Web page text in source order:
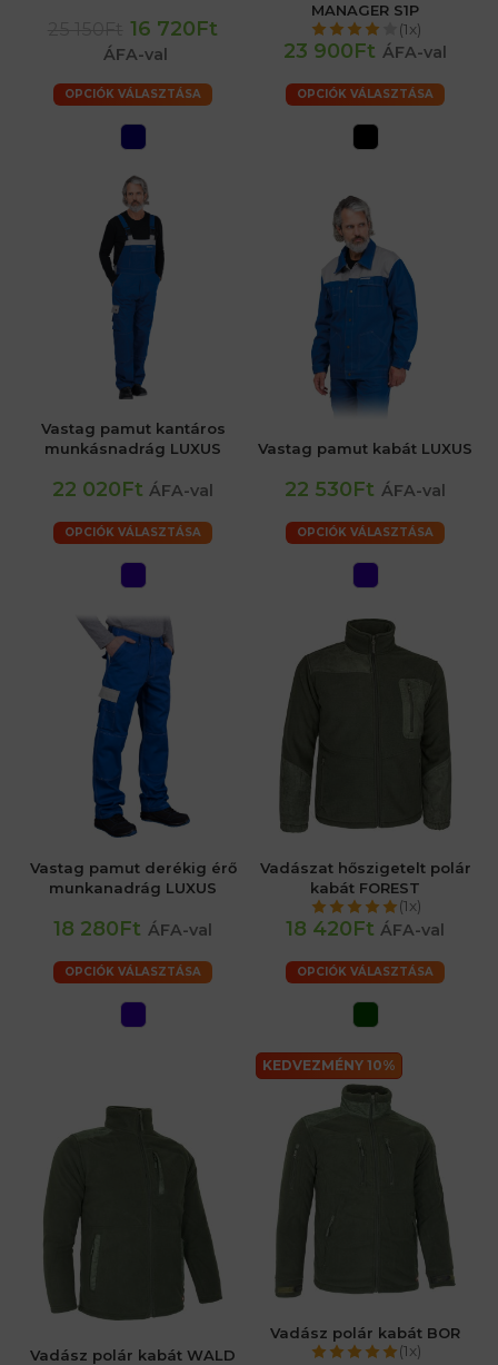
16 720Ft
ÁFA-val
OPCIÓK VÁLASZTÁSA
MANAGER S1P
(1x)
23 900Ft ÁFA-val
OPCIÓK VÁLASZTÁSA
Vastag pamut kantáros
munkásnadrág LUXUS
22 020Ft ÁFA-val
OPCIÓK VÁLASZTÁSA
Vastag pamut kabát LUXUS
22 530Ft ÁFA-val
OPCIÓK VÁLASZTÁSA
Vastag pamut derékig érő
munkanadrág LUXUS
18 280Ft ÁFA-val
OPCIÓK VÁLASZTÁSA
Vadászat hőszigetelt polár
kabát FOREST
(1x)
18 420Ft ÁFA-val
OPCIÓK VÁLASZTÁSA
Vadász polár kabát WALD
KEDVEZMÉNY 10%
Vadász polár kabát BOR
(1x)